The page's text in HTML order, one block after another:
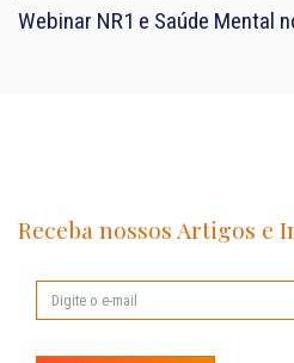
Webinar NR1 e Saúde Mental
Receba nossos Artigos e